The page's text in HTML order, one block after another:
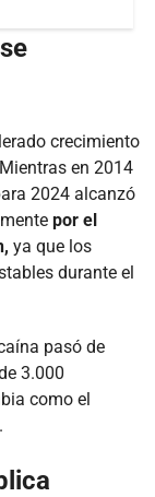
crecimiento
en 2014
2024 alcanzó
por el
ya que los
durante el
pasó de
3.000
como el